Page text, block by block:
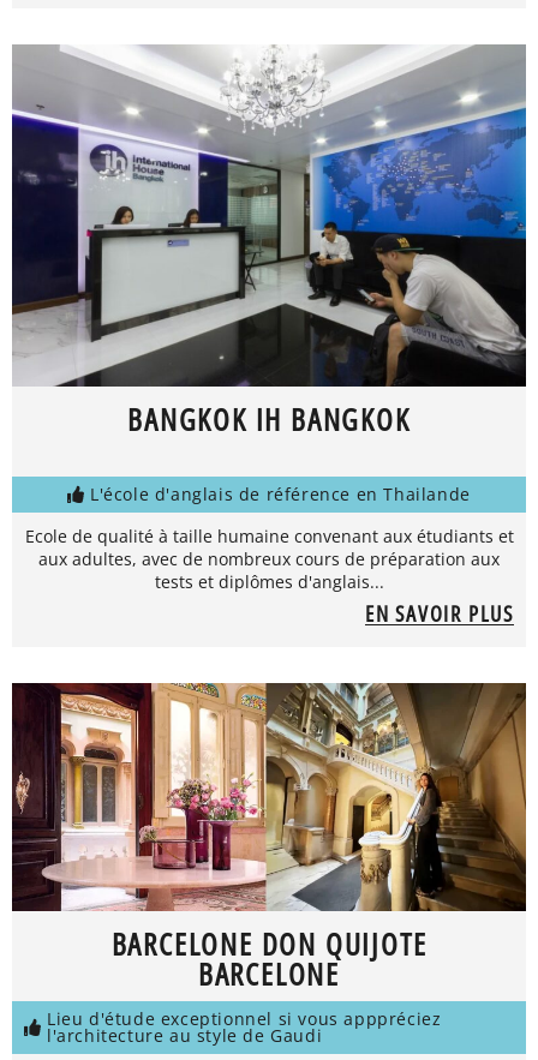
BANGKOK IH BANGKOK
L'école d'anglais de référence en Thailande
Ecole de qualité à taille humaine convenant aux étudiants et
aux adultes, avec de nombreux cours de préparation aux
tests et diplômes d'anglais...
EN SAVOIR PLUS
BARCELONE DON QUIJOTE
BARCELONE
Lieu d'étude exceptionnel si vous apppréciez
l'architecture au style de Gaudi